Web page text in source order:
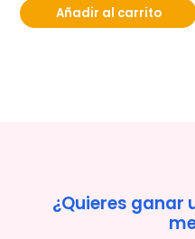
Añadir al carrito
¿Quieres ganar